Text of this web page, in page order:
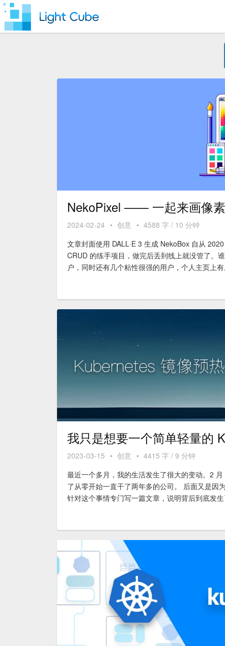
NekoPixel —— 一起来画像素
2024-02-24 • 创意 • 4588 字 / 10 分钟
文章封面使用 DALL·E 3 生成 NekoBox 自从
CRUD 的练手项目，做完后丢到线上就没管了。
户，同时还有几个粘性很强的用户，个人主页上
我只是想要一个简单轻量的
2023-03-15 • 创意 • 4415 字 / 9 分钟
最近一个多月，我的生活发生了很大的变动。2
了从零开始一直干了两年多的公司。 后面又是因
针对这个事情专门写一篇文章，说明背后到底发